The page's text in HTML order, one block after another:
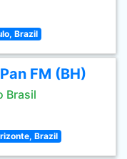
Brazil
FM (BH)
Brasil
Brazil